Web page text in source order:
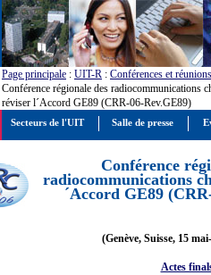
Page principale : UIT-R : Conférences et réunions
Conférence régionale des radiocommunications
réviser l´Accord GE89 (CRR-06-Rev.GE89)
Conférence
radiocommunications
´Accord GE89
(Genève, Suisse, 15
Actes
Secteurs de l'UIT Salle de presse